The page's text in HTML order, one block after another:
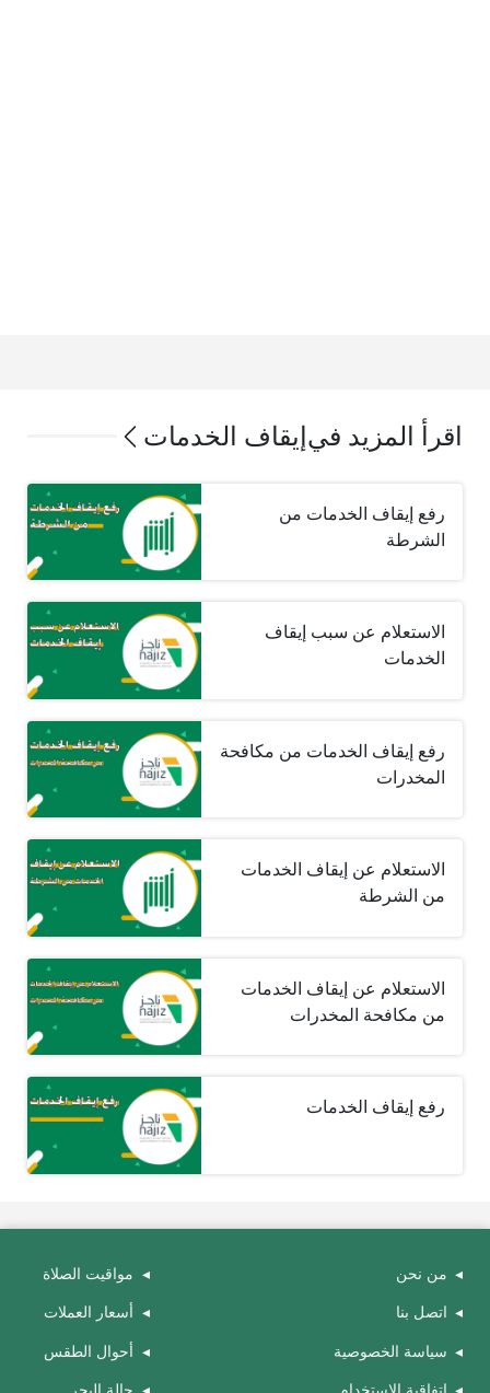
اقرأ المزيد في إيقاف الخدمات
رفع إيقاف الخدمات من
الشرطة
الاستعلام عن سبب إيقاف
الخدمات
رفع إيقاف الخدمات من مكافحة
المخدرات
الاستعلام عن إيقاف الخدمات
من الشرطة
الاستعلام عن إيقاف الخدمات
من مكافحة المخدرات
رفع إيقاف الخدمات
من نحن
اتصل بنا
سياسة الخصوصية
مواقيت الصلاة
أسعار العملات
أحوال الطقس